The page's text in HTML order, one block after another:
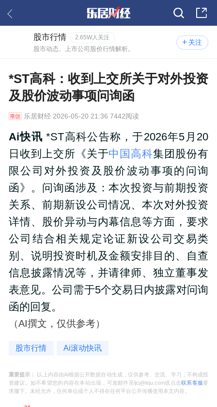
关注
股市行情 2.65W人关注
股市动态、上市公司股价行情解析。
*ST高科：收到上交所关于对外投资
及股价波动事项问询函
乐居财经2026-05-20 21:36 7442阅读
Ai快讯 *ST高科公告称，于2026年5月20
日收到上交所《关于中国高科集团股份有
限公司对外投资及股价波动事项的问询
函》。问询函涉及：本次投资与前期投资
关系、前期新设公司情况、本次对外投资
详情、股价异动与内幕信息等方面，要求
公司结合相关规定论证新设公司交易类
别、说明投资时机及金额安排目的、自查
信息披露情况等，并请律师、独立董事发
表意见。公司需于5个交易日内披露对问询
函的回复。
（AI撰文，仅供参考）
股市行情 Ai滚动快讯
重要提示：
以上内容由AI根据公开数据自动生成，仅供参考、交流、学习，不构成投
资建议。如不希望您的内容在本站出现，可发邮件至ljcj@leju.com或点击联系客服要
求撤下。未经允许，任何单位或个人不得在任何平台公开传播使用本文内容。